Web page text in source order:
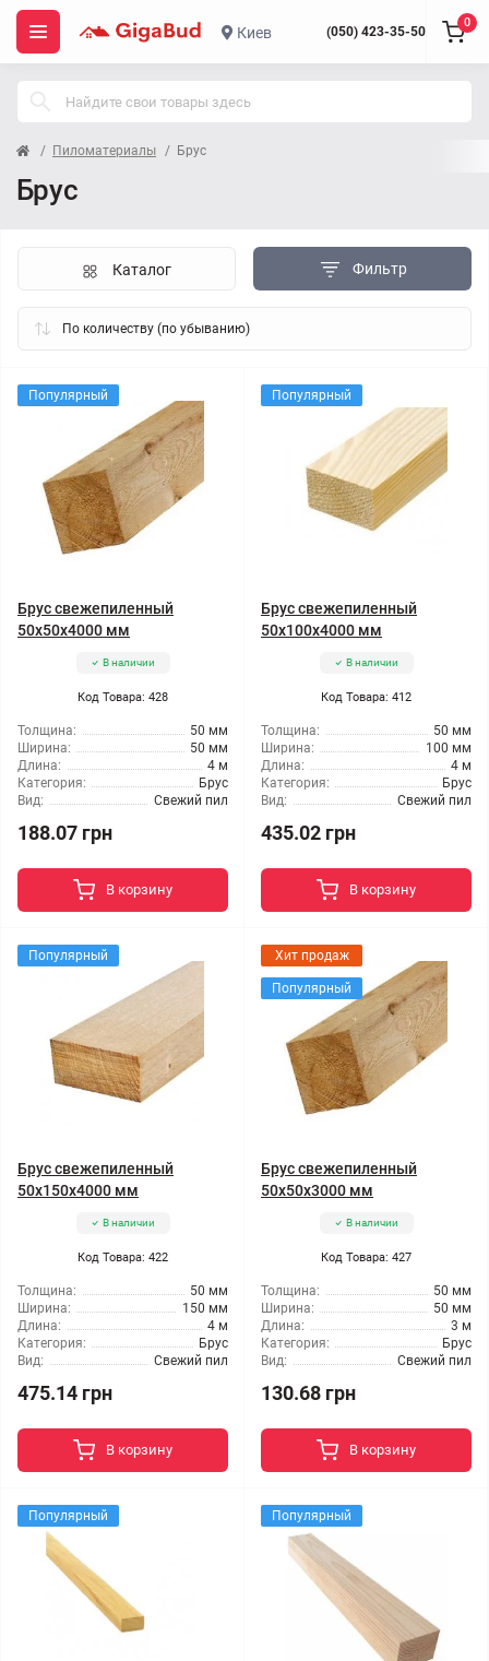
Киев (050) 423-35-50
0
Пиломатериалы Брус
Брус
Фильтр
Каталог
Популярный
Брус свежепиленный
50x50x4000 мм
В наличии
Код Товара: 428
Толщина:
50 мм
Ширина:
50 мм
Длина:
4 м
Категория:
Брус
Вид:
Свежий пил
188.07 грн
В корзину
Популярный
Брус свежепиленный
50x100x4000 мм
В наличии
Код Товара: 412
Толщина:
50 мм
Ширина:
100 мм
Длина:
4 м
Категория:
Брус
Вид:
Свежий пил
435.02 грн
В корзину
Популярный
Брус свежепиленный
50x150x4000 мм
В наличии
Код Товара: 422
Толщина:
50 мм
Ширина:
150 мм
Длина:
4 м
Категория:
Брус
Вид:
Свежий пил
475.14 грн
В корзину
Хит продаж
Популярный
Брус свежепиленный
50x50x3000 мм
В наличии
Код Товара: 427
Толщина:
50 мм
Ширина:
50 мм
Длина:
3 м
Категория:
Брус
Вид:
Свежий пил
130.68 грн
В корзину
Популярный Популярный